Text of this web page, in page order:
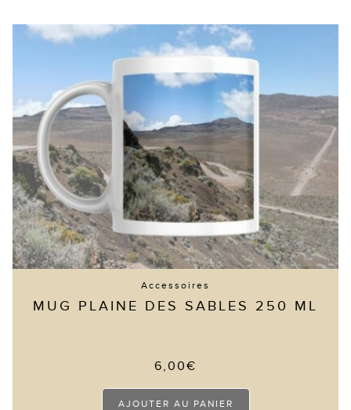
Accessoires
MUG PLAINE DES SABLES 250 ML
6,00€
AJOUTER AU PANIER